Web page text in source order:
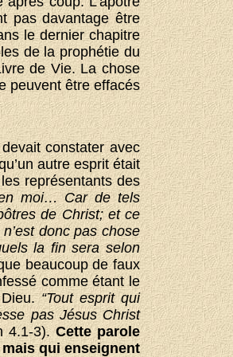
pas davantage être
le dernier chapitre
de la prophétie du
de Vie. La chose
peuvent être effacés
constater avec
autre esprit était
représentants des
moi… Car de tels
de Christ; et ce
donc pas chose
la fin sera selon
beaucoup de faux
comme étant le
“Tout esprit qui
pas Jésus Christ
4.1-3).Cette parole
qui enseignent